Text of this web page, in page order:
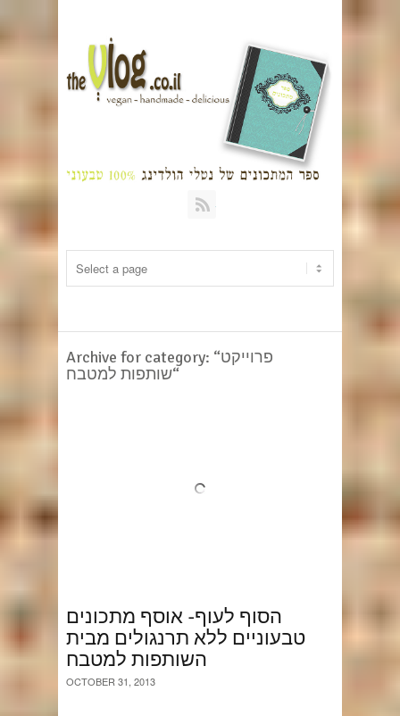
Archive for category: “פרוייקט
“שותפות למטבח
הסוף לעוף- אוסף מתכונים
טבעוניים ללא תרנגולים מבית
השותפות למטבח
OCTOBER 31, 2013